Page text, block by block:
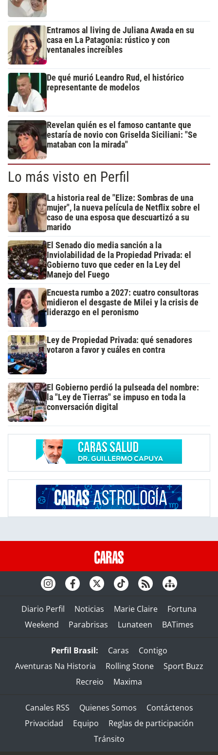
Entramos al living de Juliana Awada en su
casa en La Patagonia: rústico y con
ventanales increíbles
De qué murió Leandro Rud, el histórico
representante de modelos
Revelan quién es el famoso cantante que
estaría de novio con Griselda Siciliani: "Se
mataban con la mirada"
Lo más visto en Perfil
La historia real de "Elize: Sombras de una
mujer", la nueva película de Netflix sobre el
caso de una esposa que descuartizó a su
marido
El Senado dio media sanción a la
Inviolabilidad de la Propiedad Privada: el
Gobierno tuvo que ceder en la Ley del
Manejo del Fuego
Encuesta rumbo a 2027: cuatro consultoras
midieron el desgaste de Milei y la crisis de
liderazgo en el peronismo
Ley de Propiedad Privada: qué senadores
votaron a favor y cuáles en contra
El Gobierno perdió la pulseada del nombre:
la "Ley de Tierras" se impuso en toda la
conversación digital
Diario Perfil Noticias Marie Claire
Fortuna
Weekend
Parabrisas Lunateen BATimes
Perfil Brasil: Caras
Contigo
Aventuras Na Historia
Rolling Stone
Sport Buzz
Recreio
Maxima
Canales RSS Quienes Somos
Contáctenos
Privacidad
Equipo
Reglas de participación
Tránsito